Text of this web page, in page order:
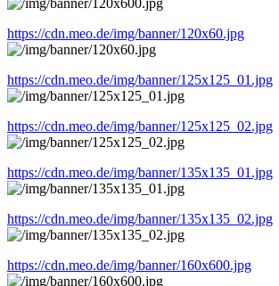
https://cdn.meo.de/img/banner/120x60.jpg
https://cdn.meo.de/img/banner/125x125_01.jpg
https://cdn.meo.de/img/banner/125x125_02.jpg
https://cdn.meo.de/img/banner/135x135_01.jpg
https://cdn.meo.de/img/banner/135x135_02.jpg
https://cdn.meo.de/img/banner/160x600.jpg